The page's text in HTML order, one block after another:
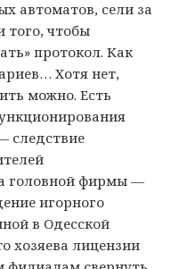
автоматов, сели за
того, чтобы
протокол. Как
Хотя нет,
можно. Есть
следствие
головной фирмы —
игорного
в Одесской
хозяева лицензии